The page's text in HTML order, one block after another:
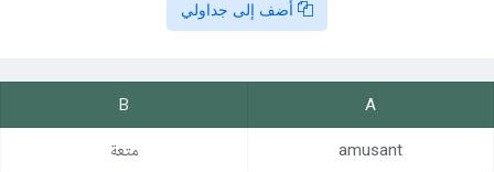
الأسئلة التعليمية
أضف إلى جداولي
A
B
amusant متعة